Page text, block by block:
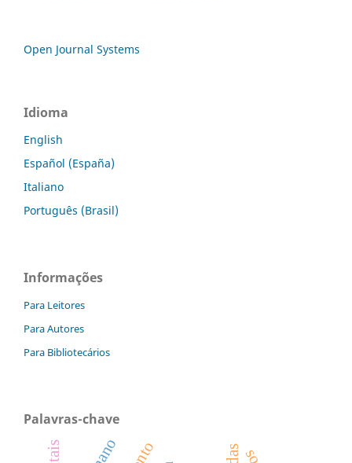
Open Journal Systems
Idioma
English
Español (España)
Italiano
Português (Brasil)
Informações
Para Leitores
Para Autores
Para Bibliotecários
Palavras-chave